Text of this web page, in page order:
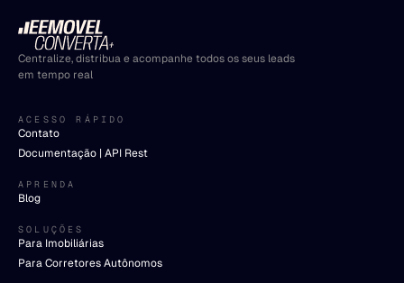
Centralize, distribua e acompanhe todos os seus leads
em tempo real
ACESSO RÁPIDO
Contato
Documentação | API Rest
APRENDA
Blog
SOLUÇÕES
Para Imobiliárias
Para Corretores Autônomos